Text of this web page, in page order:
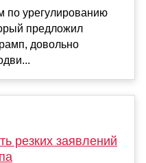
по урегулированию
предложил
довольно
резких заявлений